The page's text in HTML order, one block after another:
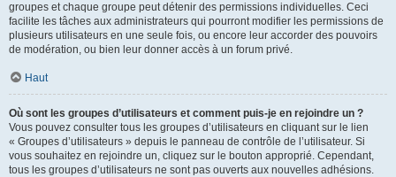
groupes et chaque groupe peut détenir des permissions individuelles. Ceci
facilite les tâches aux administrateurs qui pourront modifier les permissions de
plusieurs utilisateurs en une seule fois, ou encore leur accorder des pouvoirs
de modération, ou bien leur donner accès à un forum privé.
Haut
Où sont les groupes d’utilisateurs et comment puis-je en rejoindre un ?
Vous pouvez consulter tous les groupes d’utilisateurs en cliquant sur le lien
« Groupes d’utilisateurs » depuis le panneau de contrôle de l’utilisateur. Si
vous souhaitez en rejoindre un, cliquez sur le bouton approprié. Cependant,
tous les groupes d’utilisateurs ne sont pas ouverts aux nouvelles adhésions.